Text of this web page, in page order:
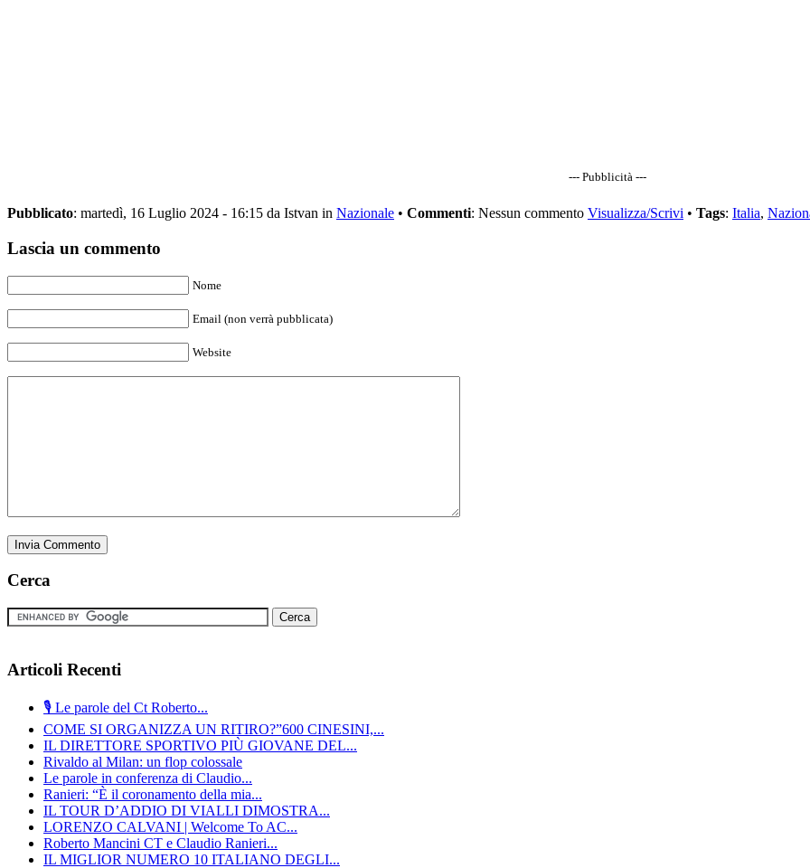
--- Pubblicità ---
Pubblicato: martedì, 16 Luglio 2024 - 16:15 da Istvan in Nazionale • Commenti: Nessun commento Visualizza/Scrivi • Tags: Italia,
Lascia un commento
Nome
Email (non verrà pubblicata)
Website
Cerca
Articoli Recenti
🎙️ Le parole del Ct Roberto...
COME SI ORGANIZZA UN RITIRO?”600 CINESINI,...
IL DIRETTORE SPORTIVO PIÙ GIOVANE DEL...
Rivaldo al Milan: un flop colossale
Le parole in conferenza di Claudio...
Ranieri: “È il coronamento della mia...
IL TOUR D’ADDIO DI VIALLI DIMOSTRA...
LORENZO CALVANI | Welcome To AC...
Roberto Mancini CT e Claudio Ranieri...
IL MIGLIOR NUMERO 10 ITALIANO DEGLI...